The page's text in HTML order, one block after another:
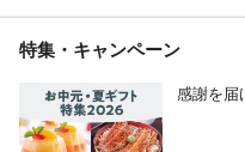
特集・キャンペーン
感謝を届